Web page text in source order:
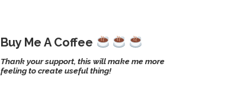
Buy Me A Coffee
Thank your support, this will make me more
feeling to create useful thing!